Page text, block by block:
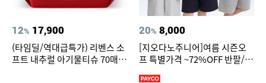
12% 17,900
(타임딜/역대급특가) 리벤스 소
프트 내추럴 아기물티슈 70매
20% 8,000
[지오다노주니어]여름 시즌오
프 특별가격 ~72%OFF 반팔/반